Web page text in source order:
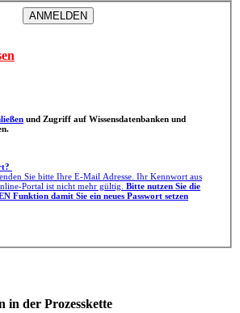
Sie bitte Ihre E-Mail Adresse. Ihr Kennwort aus
Portal ist nicht mehr gültig. Bitte nutzen Sie die
Funktion damit Sie ein neues Passwort setzen
in der Prozesskette